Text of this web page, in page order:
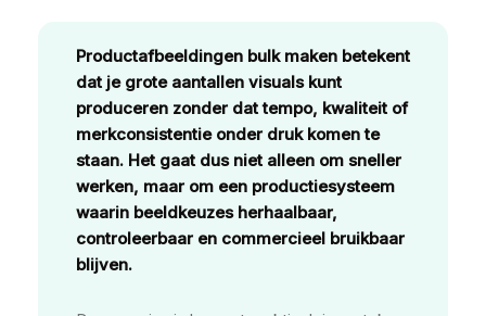
Productafbeeldingen bulk maken betekent
dat je grote aantallen visuals kunt
produceren zonder dat tempo, kwaliteit of
merkconsistentie onder druk komen te
staan. Het gaat dus niet alleen om sneller
werken, maar om een productiesysteem
waarin beeldkeuzes herhaalbaar,
controleerbaar en commercieel bruikbaar
blijven.